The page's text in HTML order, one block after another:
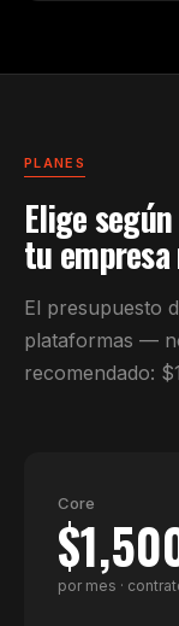
PLANES
Elige
tu
El presupuesto
plataformas —
recomendado:
Core
por mes ·